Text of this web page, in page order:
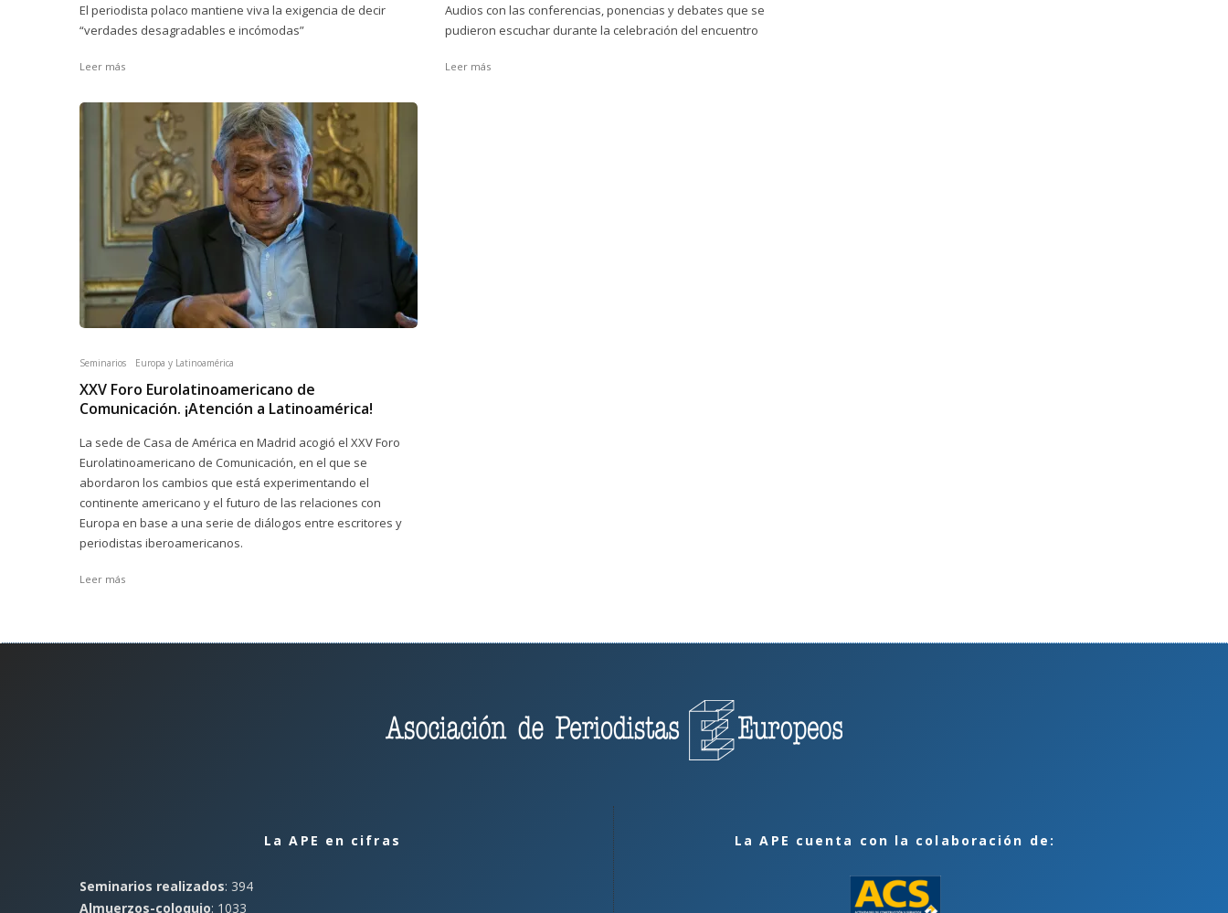
El periodista polaco mantiene viva la exigencia de decir
“verdades desagradables e incómodas”
Leer más
Audios con las conferencias, ponencias y debates que se
pudieron escuchar durante la celebración del encuentro
Leer más
Seminarios Europa y Latinoamérica
XXV Foro Eurolatinoamericano de
Comunicación. ¡Atención a Latinoamérica!
La sede de Casa de América en Madrid acogió el XXV Foro
Eurolatinoamericano de Comunicación, en el que se
abordaron los cambios que está experimentando el
continente americano y el futuro de las relaciones con
Europa en base a una serie de diálogos entre escritores y
periodistas iberoamericanos.
Leer más
La APE en cifras
Seminarios realizados: 394
Almuerzos-coloquio: 1033
La APE cuenta con la colaboración de: